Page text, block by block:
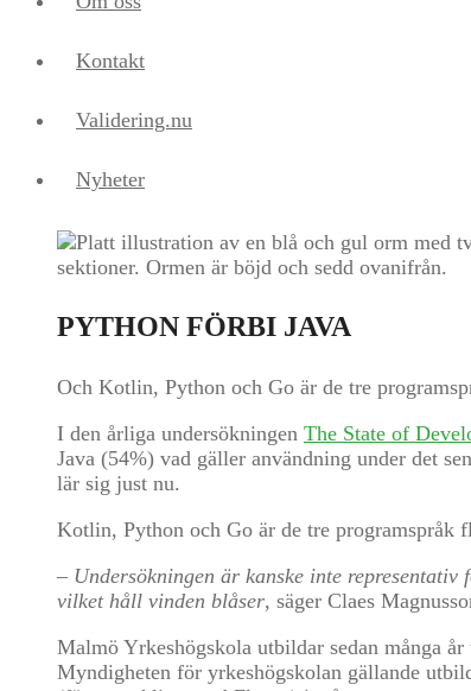
Kontakt
Validering.nu
Nyheter
PYTHON FÖRBI JAVA
Och Kotlin, Python och Go är de tre
I den årliga undersökningen The State of
Java (54%) vad gäller användning under det
lär sig just nu.
Kotlin, Python och Go är de tre programspråk
– Undersökningen är kanske inte
vilket håll vinden blåser, säger Claes
Malmö Yrkeshögskola utbildar sedan många
Myndigheten för yrkeshögskolan gällande